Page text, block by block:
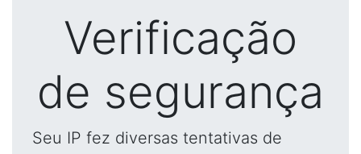
Verificação
de segurança
Seu IP fez diversas tentativas de